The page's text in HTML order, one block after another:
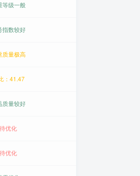
等级一般
指数较好
质量极高
：41.47
质量较好
待优化
待优化